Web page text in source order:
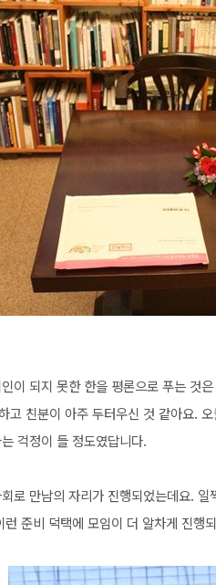
이 되지 못한 한을 평론으로 푸는 것
고 친분이 아주 두터우신 것 같아요.
걱정이 들 정도였답니다.
로 만남의 자리가 진행되었는데요.
준비 덕택에 모임이 더 알차게 진행